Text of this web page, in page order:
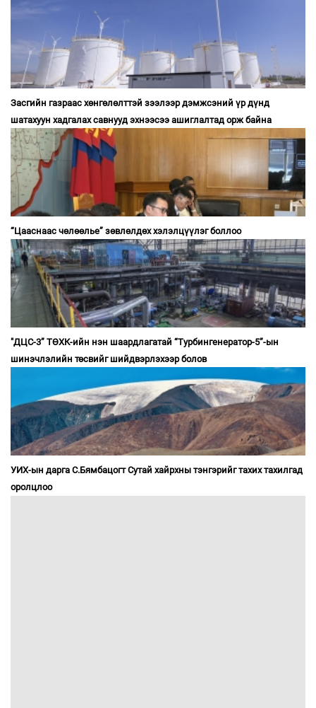
Засгийн газраас хөнгөлөлттэй зээлээр дэмжсэний үр дүнд
шатахуун хадгалах савнууд эхнээсээ ашиглалтад орж байна
“Цааснаас чөлөөлье” зөвлөлдөх хэлэлцүүлэг боллоо
"ДЦС-3” ТӨХК-ийн нэн шаардлагатай “Турбингенератор-5”-ын
шинэчлэлийн төсвийг шийдвэрлэхээр болов
УИХ-ын дарга С.Бямбацогт Сутай хайрхны тэнгэрийг тахих тахилгад
оролцлоо